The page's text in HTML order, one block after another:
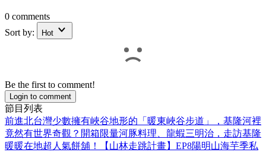
0 comments
Sort by:
Hot
Be the first to comment!
Login to comment
節目列表
前進北台灣少數擁有峽谷地形的「暖東峽谷步道」，基隆河裡
竟然有世界奇觀？開箱限量河豚料理、龍蝦三明治，走訪基隆
暖暖在地超人氣餅舖！【山林走跳計畫】EP8陽明山海芋季私